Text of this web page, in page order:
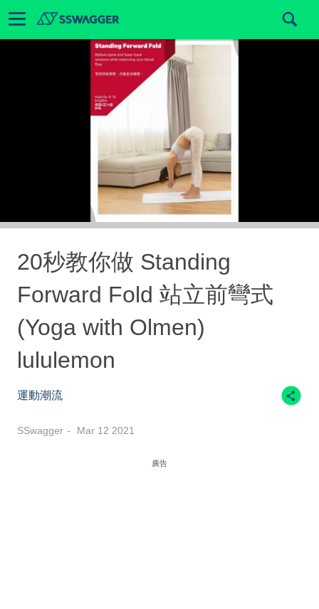
20秒教你做 Standing
Forward Fold 站立前彎式
(Yoga with Olmen)
lululemon
運動潮流
SSwagger Mar 12 2021
廣告